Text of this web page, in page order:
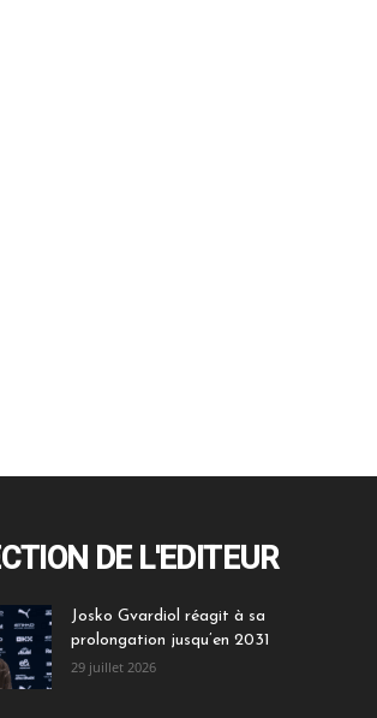
DE L'EDITEUR
Josko Gvardiol réagit à sa
prolongation jusqu’en 2031
29 juillet 2026